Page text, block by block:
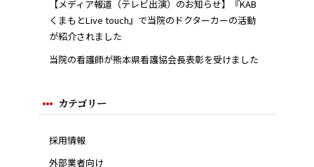
【メディア報道（テレビ出演）のお知らせ】『KAB
くまもとLive touch』で当院のドクターカーの活動
が紹介されました
当院の看護師が熊本県看護協会長表彰を受けました
カテゴリー
採用情報
外部業者向け